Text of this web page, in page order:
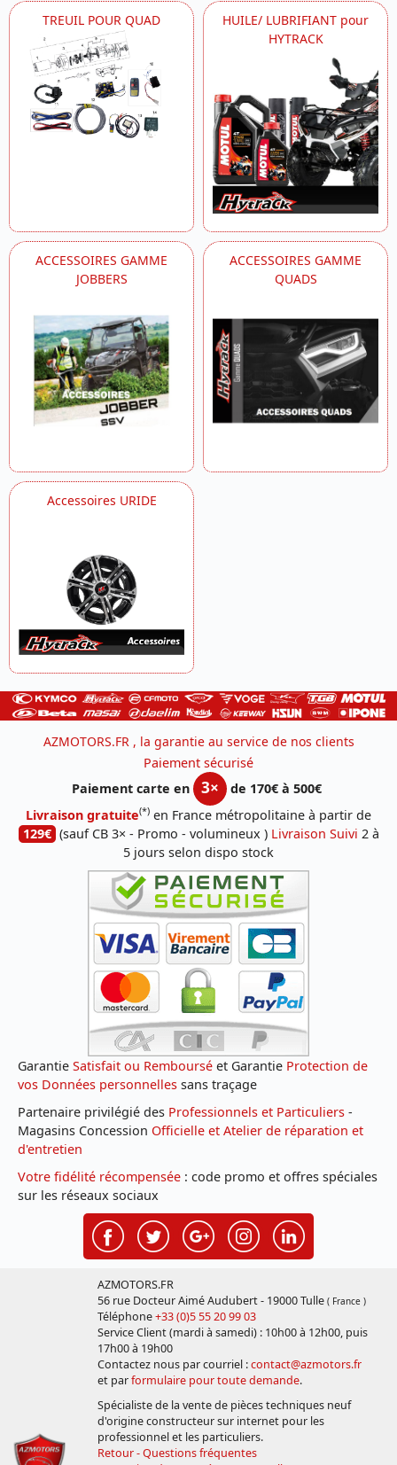
TREUIL POUR QUAD
HUILE/ LUBRIFIANT pour
HYTRACK
ACCESSOIRES GAMME
JOBBERS
ACCESSOIRES GAMME
QUADS
Accessoires URIDE
AZMOTORS.FR , la garantie au service de nos clients
Paiement sécurisé
Paiement carte en
3×
de 170€ à 500€
Livraison gratuite(*) en France métropolitaine à partir de
129€ (sauf CB 3× - Promo - volumineux ) Livraison Suivi 2 à
5 jours selon dispo stock
Garantie Satisfait ou Remboursé et Garantie Protection de
vos Données personnelles sans traçage
Partenaire privilégié des Professionnels et Particuliers -
Magasins Concession Officielle et Atelier de réparation et
d'entretien
Votre fidélité récompensée : code promo et offres spéciales
sur les réseaux sociaux
AZMOTORS.FR
56 rue Docteur Aimé Audubert - 19000 Tulle ( France )
Téléphone+33 (0)5 55 20 99 03
Service Client (mardi à samedi) : 10h00 à 12h00, puis
17h00 à 19h00
Contactez nous par courriel :contact@azmotors.fr
et parformulaire pour toute demande.
Spécialiste de la vente de pièces techniques neuf
d'origine constructeur sur internet pour les
professionnel et les particuliers.
Retour - Questions fréquentes